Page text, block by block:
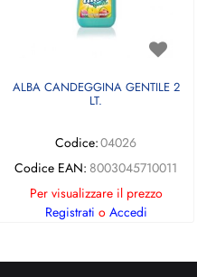
ALBA CANDEGGINA GENTILE 2
LT.
Codice:04026
Codice EAN: 8003045710011
Per visualizzare il prezzo
Registrati o Accedi